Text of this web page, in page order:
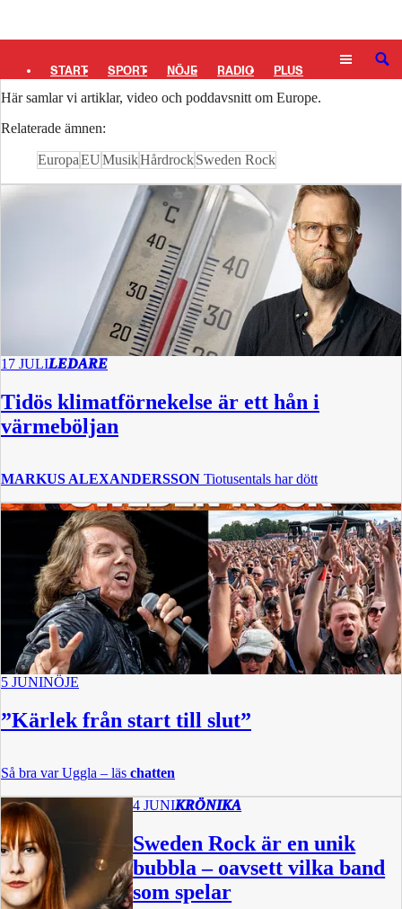
START SPORT NÖJE RADIO PLUS SÖK
Europe
Här samlar vi artiklar, video och poddavsnitt om Europe.
Relaterade ämnen:
EuropaEUMusikHårdrockSweden Rock
17 JULILEDARE
Tidös klimatförnekelse är ett hån i
värmeböljan
MARKUS ALEXANDERSSON Tiotusentals har dött
5 JUNINÖJE
”Kärlek från start till slut”
Så bra var Uggla – läs chatten
4 JUNIKRÖNIKA
Sweden Rock är en unik
bubbla – oavsett vilka band
som spelar